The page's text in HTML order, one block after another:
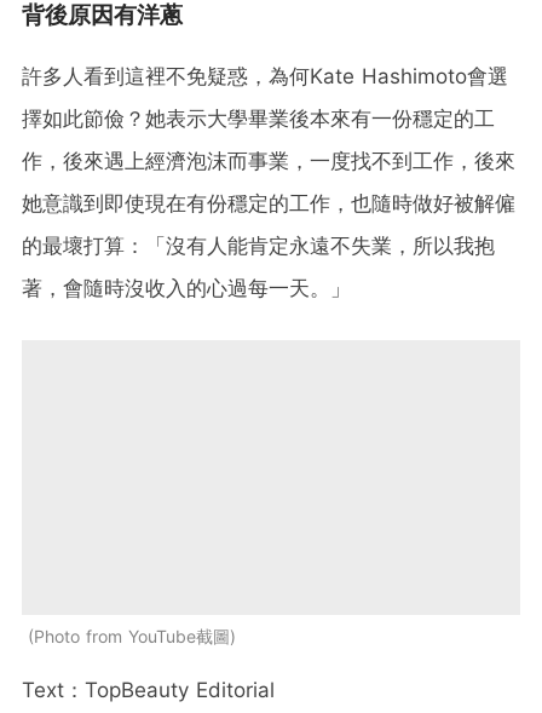
背後原因有洋蔥
許多人看到這裡不免疑惑，為何Kate Hashimoto會選
擇如此節儉？她表示大學畢業後本來有一份穩定的工
作，後來遇上經濟泡沫而事業，一度找不到工作，後來
她意識到即使現在有份穩定的工作，也隨時做好被解僱
的最壞打算：「沒有人能肯定永遠不失業，所以我抱
著，會隨時沒收入的心過每一天。」
Photo from YouTube截圖
Text：TopBeauty Editorial